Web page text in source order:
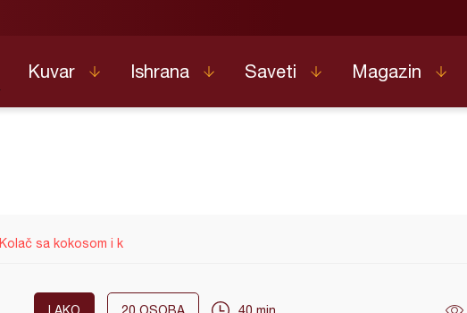
Kuvar Ishrana Saveti Magazin
Kolač sa kokosom i k